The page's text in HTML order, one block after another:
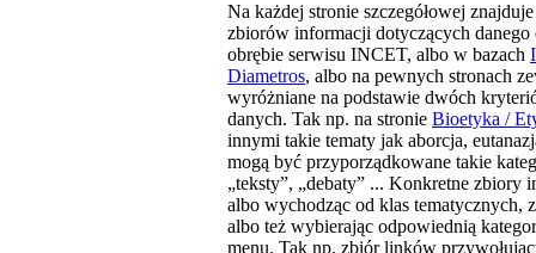
Na każdej stronie szczegółowej
zbiorów informacji dotyczących danego
obrębie serwisu INCET, albo w bazach
Diametros, albo na pewnych stronach
wyróżniane na podstawie dwóch
danych. Tak np. na stronie Bioetyka /
innymi takie tematy jak aborcja,
mogą być przyporządkowane takie
„teksty”, „debaty” ... Konkretne
albo wychodząc od klas tematycznych,
albo też wybierając odpowiednią
menu. Tak np. zbiór linków